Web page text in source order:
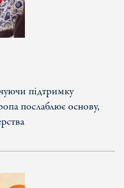
підтримку
послаблює основу,